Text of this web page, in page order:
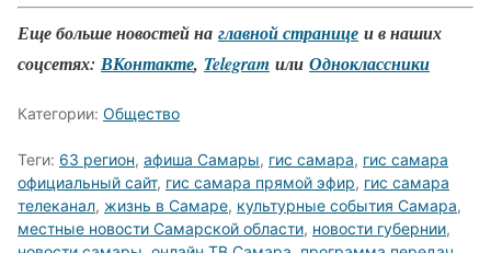
Еще больше новостей на главной странице и в наших
соцсетях: ВКонтакте, Telegram или Одноклассники
Категории: Общество
Теги: 63 регион, афиша Самары, гис самара, гис самара
официальный сайт, гис самара прямой эфир, гис самара
телеканал, жизнь в Самаре, культурные события Самара,
местные новости Самарской области, новости губернии,